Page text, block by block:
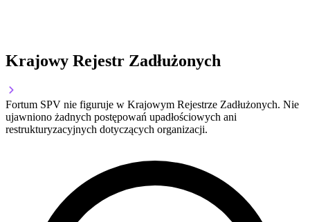
Krajowy Rejestr Zadłużonych
Fortum SPV nie figuruje w Krajowym Rejestrze Zadłużonych. Nie
ujawniono żadnych postępowań upadłościowych ani
restrukturyzacyjnych dotyczących organizacji.